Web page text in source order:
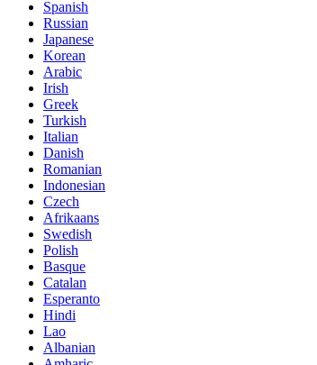
Spanish
Russian
Japanese
Korean
Arabic
Irish
Greek
Turkish
Italian
Danish
Romanian
Indonesian
Czech
Afrikaans
Swedish
Polish
Basque
Catalan
Esperanto
Hindi
Lao
Albanian